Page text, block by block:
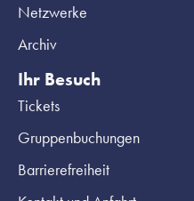
Netzwerke
Archiv
Ihr Besuch
Tickets
Gruppenbuchungen
Barrierefreiheit